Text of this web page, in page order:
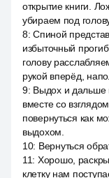
открытие книги.
убираем под
8:Спиной
избыточный
голову
рукой вперёд,
9: Выдох и дальше
вместе со
повернуться как
выдохом.
10: Вернуться
11: Хорошо,
клетку нам